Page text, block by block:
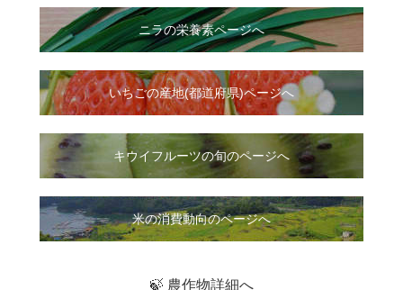
ニラの栄養素ページへ
いちごの産地(都道府県)ページへ
キウイフルーツの旬のページへ
米の消費動向のページへ
🍃 農作物詳細へ